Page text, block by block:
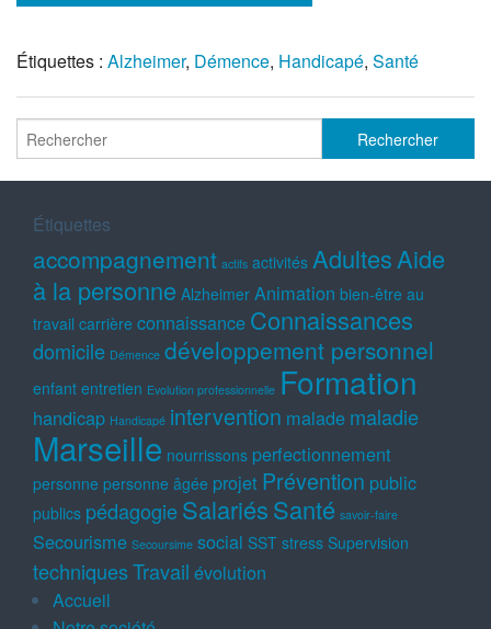
Étiquettes : Alzheimer, Démence, Handicapé, Santé
Étiquettes
accompagnement actifs activités AdultesAide
à la personne Alzheimer Animation bien-être au
travail carrière connaissance Connaissances
domicile Démence développement personnel
enfant entretien Evolution professionnelle Formation
handicap Handicapé intervention malade maladie
Marseille nourrissons perfectionnement
personne personne âgée projet Prévention public
publics pédagogieSalariésSanté savoir-faire
Secourisme Secoursime social SST stress Supervision
techniquesTravail évolution
Accueil